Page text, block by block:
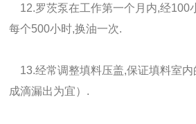
12.罗茨泵在工作第一个月内,经100
每个500小时,换油一次.
13.经常调整填料压盖,保证填料室内
成滴漏出为宜）.